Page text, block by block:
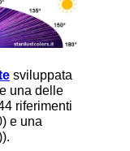
sviluppata
una delle
riferimenti
e una